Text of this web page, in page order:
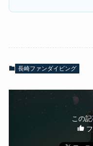
長崎ファンダイビング
この